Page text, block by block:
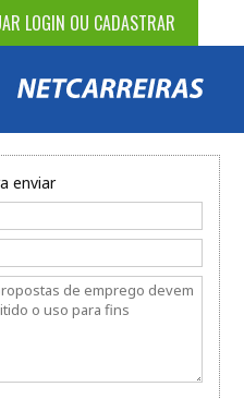
LOGIN OU CADASTRAR
enviar